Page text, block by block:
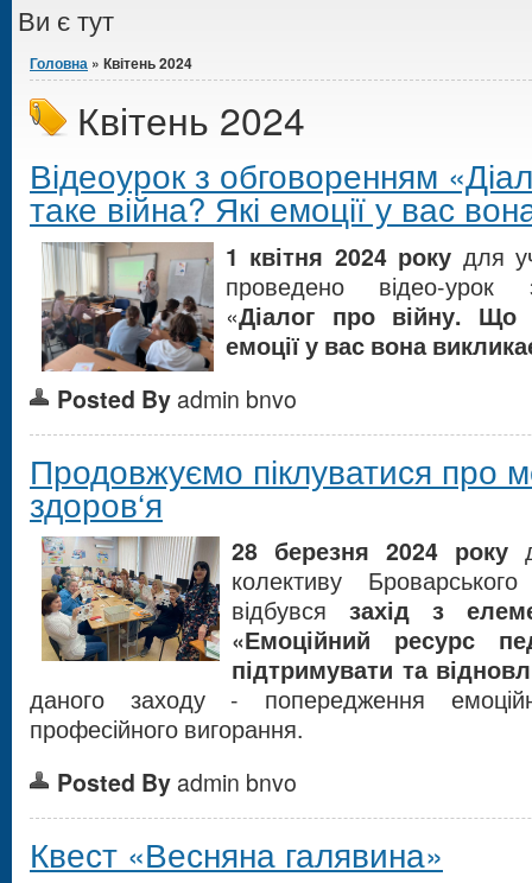
Ви є тут
Головна » Квітень 2024
Квітень 2024
Відеоурок з обговоренням
таке війна? Які емоції у вас
1 квітня 2024 року для
проведено відео-урок
«Діалог про війну. Що
емоції у вас вона
Posted By admin bnvo
Продовжуємо піклуватися про
здоров‘я
28 березня 2024 року
колективу
відбувся захід з
«Емоційний ресурс
підтримувати та
даного заходу - попередження
професійного вигорання.
Posted By admin bnvo
Квест «Весняна галявина»